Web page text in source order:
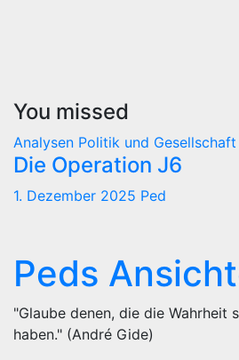
You missed
Analysen Politik und Gesellschaft
Die Operation J6
1. Dezember 2025 Ped
Peds
"Glaube denen, die die Wahrheit
haben." (André Gide)